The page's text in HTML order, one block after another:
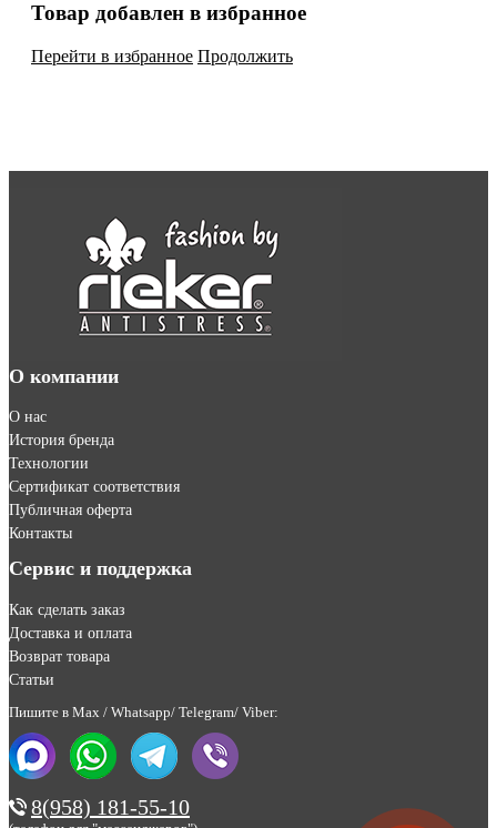
Товар добавлен в избранное
Перейти в избранное Продолжить
О компании
О нас
История бренда
Технологии
Сертификат соответствия
Публичная оферта
Контакты
Сервис и поддержка
Как сделать заказ
Доставка и оплата
Возврат товара
Статьи
Пишите в Max / Whatsapp/ Telegram/ Viber:
8(958) 181-55-10